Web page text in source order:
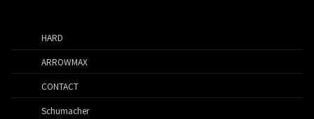
HARD
ARROWMAX
CONTACT
Schumacher